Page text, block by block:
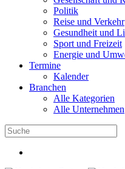
Politik
Reise und Verkehr
Gesundheit und
Sport und Freizeit
Energie und
Termine
Kalender
Branchen
Alle Kategorien
Alle Unternehmen